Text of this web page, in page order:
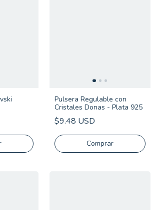
Pulsera Regulable con
Cristales Donas - Plata 925
$9.48 USD
Comprar